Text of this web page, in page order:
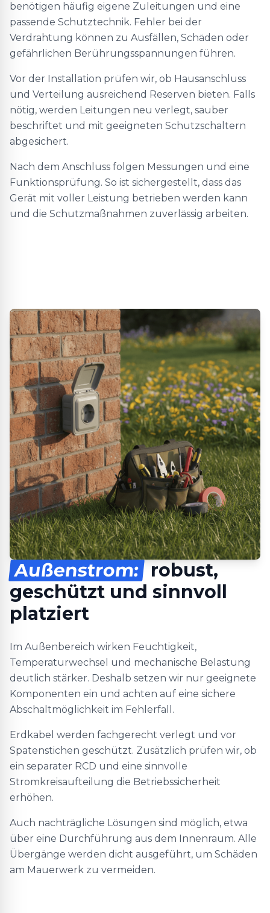
benötigen häufig eigene Zuleitungen und eine
passende Schutztechnik. Fehler bei der
Verdrahtung können zu Ausfällen, Schäden oder
gefährlichen Berührungsspannungen führen.
Vor der Installation prüfen wir, ob Hausanschluss
und Verteilung ausreichend Reserven bieten. Falls
nötig, werden Leitungen neu verlegt, sauber
beschriftet und mit geeigneten Schutzschaltern
abgesichert.
Nach dem Anschluss folgen Messungen und eine
Funktionsprüfung. So ist sichergestellt, dass das
Gerät mit voller Leistung betrieben werden kann
und die Schutzmaßnahmen zuverlässig arbeiten.
Außenstrom: robust,
geschützt und sinnvoll
platziert
Im Außenbereich wirken Feuchtigkeit,
Temperaturwechsel und mechanische Belastung
deutlich stärker. Deshalb setzen wir nur geeignete
Komponenten ein und achten auf eine sichere
Abschaltmöglichkeit im Fehlerfall.
Erdkabel werden fachgerecht verlegt und vor
Spatenstichen geschützt. Zusätzlich prüfen wir, ob
ein separater RCD und eine sinnvolle
Stromkreisaufteilung die Betriebssicherheit
erhöhen.
Auch nachträgliche Lösungen sind möglich, etwa
über eine Durchführung aus dem Innenraum. Alle
Übergänge werden dicht ausgeführt, um Schäden
am Mauerwerk zu vermeiden.